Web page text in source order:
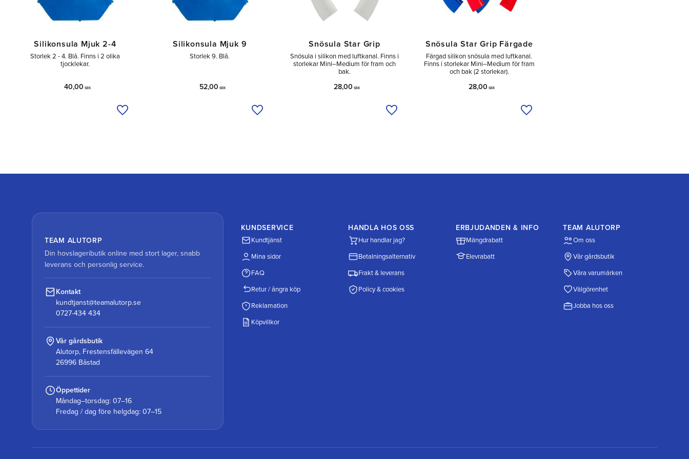
Silikonsula Mjuk 2-4
Storlek 2 - 4. Blå. Finns i 2 olika
tjocklekar.
40,00 SEK
Lägg till i önskelista
Silikonsula Mjuk 9
Storlek 9. Blå.
52,00 SEK
Lägg till i önskelista
Snösula Star Grip
Snösula i silikon med luftkanal. Finns i
storlekar Mini–Medium för fram och
bak.
28,00 SEK
Lägg till i önskelista
Snösula Star Grip Färgade
Färgad silikon snösula med luftkanal.
Finns i storlekar Mini–Medium för fram
och bak (2 storlekar).
28,00 SEK
Lägg till i önskelista
TEAM ALUTORP
Din hovslageributik online med stort lager, snabb
leverans och personlig service.
Kontakt
kundtjanst@teamalutorp.se
0727-434 434
Vår gårdsbutik
Alutorp, Frestensfällevägen 64
26996 Båstad
Öppettider
Måndag–torsdag: 07–16
Fredag / dag före helgdag: 07–15
KUNDSERVICE
Kundtjänst
Mina sidor
FAQ
Retur / ångra köp
Reklamation
Köpvillkor
HANDLA HOS OSS
Hur handlar jag?
Betalningsalternativ
Frakt & leverans
Policy & cookies
ERBJUDANDEN & INFO
Mängdrabatt
Elevrabatt
TEAM ALUTORP
Om oss
Vår gårdsbutik
Våra varumärken
Välgörenhet
Jobba hos oss